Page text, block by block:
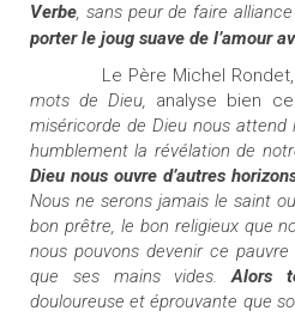
Verbe, sans peur de faire
porter le joug suave de l’amour
Le Père Michel
mots de Dieu, analyse bien
miséricorde de Dieu nous attend
humblement la révélation de
Dieu nous ouvre d’autres
Nous ne serons jamais le saint
bon prêtre, le bon religieux que
nous pouvons devenir ce
que ses mains vides.Alors
douloureuse et éprouvante que